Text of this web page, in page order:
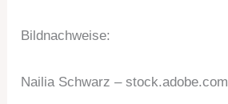
Bildnachweise:
Nailia Schwarz– stock.adobe.com